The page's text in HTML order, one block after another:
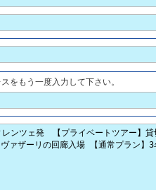
をもう一度入力して下さい。